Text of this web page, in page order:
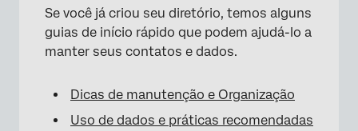
Se você já criou seu diretório, temos alguns
guias de início rápido que podem ajudá-lo a
manter seus contatos e dados.
Dicas de manutenção e Organização
Uso de dados e práticas recomendadas